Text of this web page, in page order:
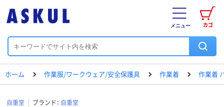
カゴ
メニュー
ホーム 作業服/ワークウェア/安全保護具 作業着 作業着
自重堂 ブランド： 自重堂